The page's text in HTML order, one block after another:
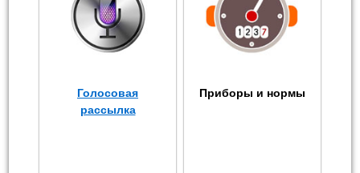
Голосовая
рассылка
Приборы и нормы